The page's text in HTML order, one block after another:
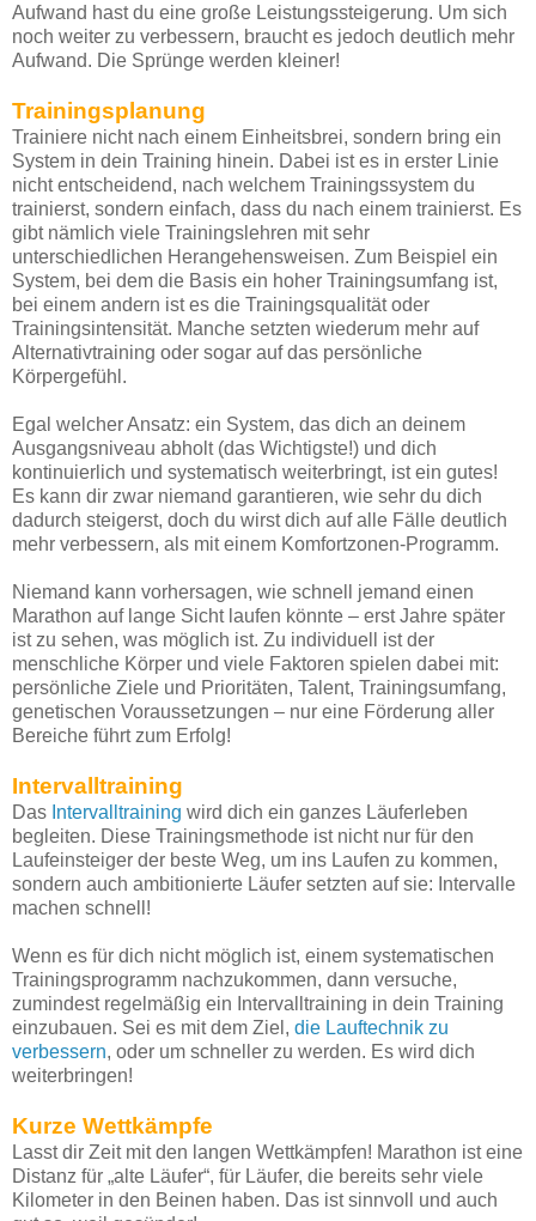
Aufwand hast du eine große Leistungssteigerung. Um sich
noch weiter zu verbessern, braucht es jedoch deutlich mehr
Aufwand. Die Sprünge werden kleiner!
Trainingsplanung
Trainiere nicht nach einem Einheitsbrei, sondern bring ein
System in dein Training hinein. Dabei ist es in erster Linie
nicht entscheidend, nach welchem Trainingssystem du
trainierst, sondern einfach, dass du nach einem trainierst. Es
gibt nämlich viele Trainingslehren mit sehr
unterschiedlichen Herangehensweisen. Zum Beispiel ein
System, bei dem die Basis ein hoher Trainingsumfang ist,
bei einem andern ist es die Trainingsqualität oder
Trainingsintensität. Manche setzten wiederum mehr auf
Alternativtraining oder sogar auf das persönliche
Körpergefühl.
Egal welcher Ansatz: ein System, das dich an deinem
Ausgangsniveau abholt (das Wichtigste!) und dich
kontinuierlich und systematisch weiterbringt, ist ein gutes!
Es kann dir zwar niemand garantieren, wie sehr du dich
dadurch steigerst, doch du wirst dich auf alle Fälle deutlich
mehr verbessern, als mit einem Komfortzonen-Programm.
Niemand kann vorhersagen, wie schnell jemand einen
Marathon auf lange Sicht laufen könnte – erst Jahre später
ist zu sehen, was möglich ist. Zu individuell ist der
menschliche Körper und viele Faktoren spielen dabei mit:
persönliche Ziele und Prioritäten, Talent, Trainingsumfang,
genetischen Voraussetzungen – nur eine Förderung aller
Bereiche führt zum Erfolg!
Intervalltraining
Das Intervalltraining wird dich ein ganzes Läuferleben
begleiten. Diese Trainingsmethode ist nicht nur für den
Laufeinsteiger der beste Weg, um ins Laufen zu kommen,
sondern auch ambitionierte Läufer setzten auf sie: Intervalle
machen schnell!
Wenn es für dich nicht möglich ist, einem systematischen
Trainingsprogramm nachzukommen, dann versuche,
zumindest regelmäßig ein Intervalltraining in dein Training
einzubauen. Sei es mit dem Ziel, die Lauftechnik zu
verbessern, oder um schneller zu werden. Es wird dich
weiterbringen!
Kurze Wettkämpfe
Lasst dir Zeit mit den langen Wettkämpfen! Marathon ist eine
Distanz für „alte Läufer“, für Läufer, die bereits sehr viele
Kilometer in den Beinen haben. Das ist sinnvoll und auch